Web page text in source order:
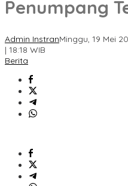
Penumpang
Admin InstranMinggu, 19 Mei
| 18:18 WIB
Berita